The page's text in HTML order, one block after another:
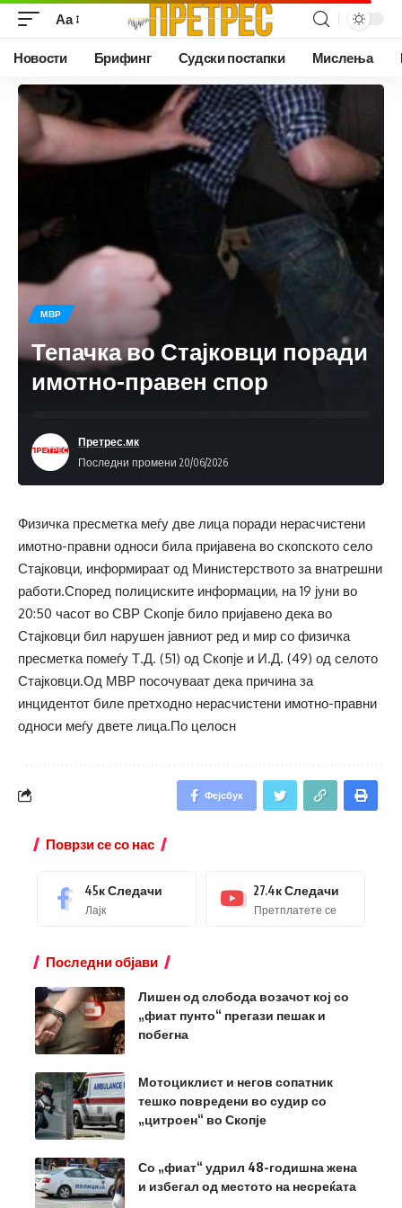
Аа
Новости Брифинг Судски постапки Мислења
МВР
Тепачка во Стајковци поради
имотно-правен спор
Последни промени 20/06/2026
Претрес.мк
Физичка пресметка меѓу две лица поради нерасчистени
имотно-правни односи била пријавена во скопското село
Стајковци, информираат од Министерството за внатрешни
работи.Според полициските информации, на 19 јуни во
20:50 часот во СВР Скопје било пријавено дека во
Стајковци бил нарушен јавниот ред и мир со физичка
пресметка помеѓу Т.Д. (51) од Скопје и И.Д. (49) од селото
Стајковци.Од МВР посочуваат дека причина за
инцидентот биле претходно нерасчистени имотно-правни
односи меѓу двете лица.По целосн
Фејсбук
Поврзи се со нас
45кСледачи
Лајк
27.4кСледачи
Претплатете се
Последни објави
Лишен од слобода возачот кој со
„фиат пунто“ прегази пешак и
побегна
Мотоциклист и негов сопатник
тешко повредени во судир со
„цитроен“ во Скопје
Со „фиат“ удрил 48-годишна жена
и избегал од местото на несреќата